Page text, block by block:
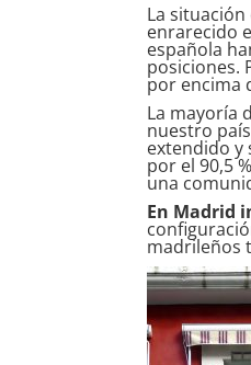
La
enrarecido
española
posiciones.
por encima
La mayoría
nuestro
extendido y
por el 90,5
una
En Madrid
madrileños